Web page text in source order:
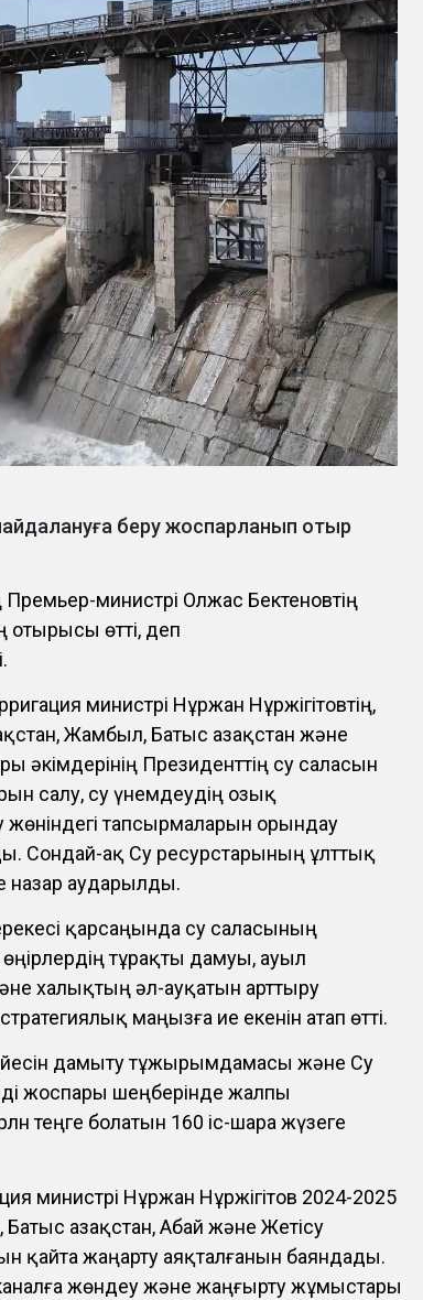
беру жоспарланып отыр
министрі Олжас Бектеновтің
отырысы өтті, деп
министрі Нұржан Нұржігітовтің,
Жамбыл, Батыс Қазақстан және
әкімдерінің Президенттің су саласын
салу, су үнемдеудің озық
жөніндегі тапсырмаларын орындау
Сондай-ақ Су ресурстарының ұлттық
назар аударылды.
қарсаңында су саласының
тұрақты дамуы, ауыл
халықтың әл-ауқатын арттыру
маңызға ие екенін атап өтті.
дамыту тұжырымдамасы және Су
жоспары шеңберінде жалпы
теңге болатын 160 іс-шара жүзеге
министрі Нұржан Нұржігітов 2024-2025
Қазақстан, Абай және Жетісу
қайта жаңарту аяқталғанын баяндады.
жөндеу және жаңғырту жұмыстары